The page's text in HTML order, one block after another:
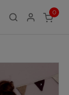
0
ITEMS